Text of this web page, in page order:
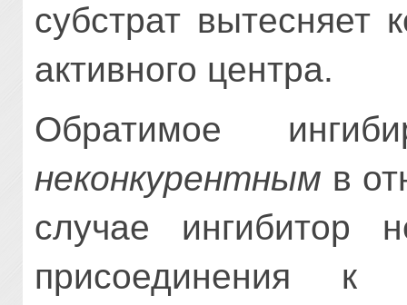
субстрат вы­тесняет
активного центра.
Обратимое
неконкурентным в
случае ингибитор
присоединения к